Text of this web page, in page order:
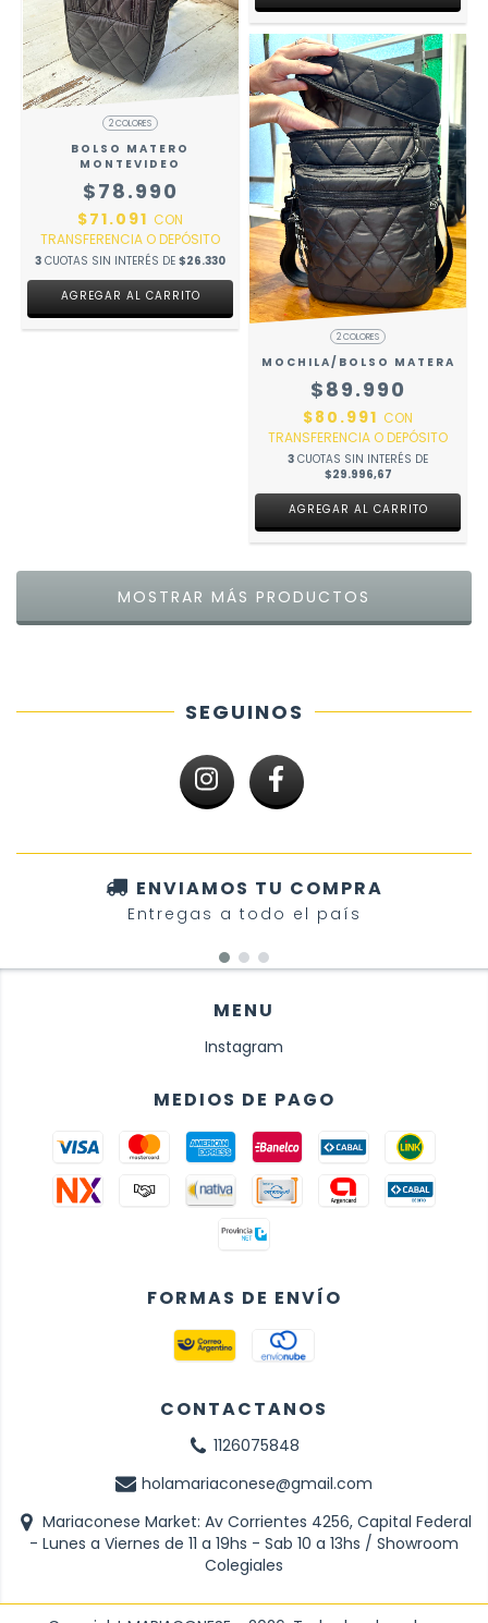
2 COLORES
BOLSO MATERO
MONTEVIDEO
$78.990
$71.091 CON
TRANSFERENCIA O DEPÓSITO
3 CUOTAS SIN INTERÉS DE $26.330
AGREGAR AL CARRITO
2 COLORES
MOCHILA/BOLSO MATERA
$89.990
$80.991 CON
TRANSFERENCIA O DEPÓSITO
3 CUOTAS SIN INTERÉS DE
$29.996,67
AGREGAR AL CARRITO
MOSTRAR MÁS PRODUCTOS
SEGUINOS
ENVIAMOS TU COMPRA
Entregas a todo el país
MENU
Instagram
MEDIOS DE PAGO
FORMAS DE ENVÍO
CONTACTANOS
1126075848
holamariaconese@gmail.com
Mariaconese Market: Av Corrientes 4256, Capital Federal
- Lunes a Viernes de 11 a 19hs - Sab 10 a 13hs / Showroom
Colegiales